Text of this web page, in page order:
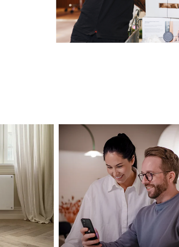
Slik sparer de mye strøm!